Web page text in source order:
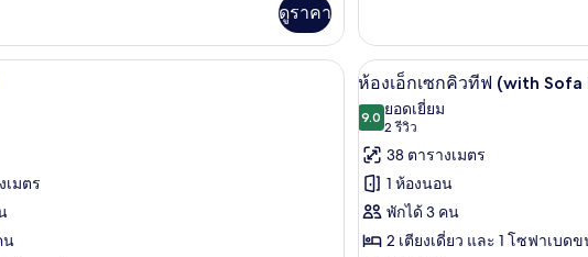
ดูราคา
เตียง
เกี่ยว
กับ
ห้อง
พี
ทวิ
น,
หลาย
เตียง
มขนเป็ด, มินิบาร์, ตู้นิรภัยในห้องพักห้องซูพีเรีย | เครื่องนอนระดับพรีเมียม, ผ้านวมขนเป็ด, มินิบาร์, ตู้นิรภัยในห้
เมตร
น
เปิด
ภาพถ่าย
ทั้งหมด
ของ
ห้อง
เอ็ก
3
ห้องเอ็กเซกคิวทีฟ (with Sofa
9.09.0 จาก 10
ยอดเยี่ยม
2 รีวิว
(2
รีวิว)
38 ตารางเมตร
1 ห้องนอน
พักได้ 3 คน
2 เตียงเดี่ยว และ 1 โซฟาเบ